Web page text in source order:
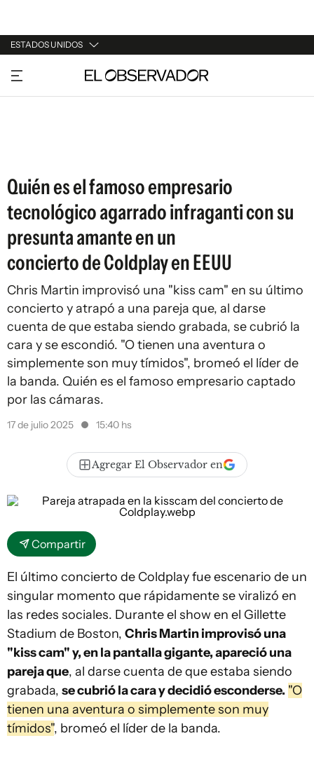
ESTADOS UNIDOS
URUGUAY
ARGENTINA
Quién es el famoso empresario
tecnológico agarrado infraganti con su
presunta amante en un
concierto de Coldplay en EEUU
Chris Martin improvisó una "kiss cam" en su último
concierto y atrapó a una pareja que, al darse
cuenta de que estaba siendo grabada, se cubrió la
cara y se escondió. "O tienen una aventura o
simplemente son muy tímidos", bromeó el líder de
la banda. Quién es el famoso empresario captado
por las cámaras.
17 de julio 2025 15:40 hs
Agregar El Observador en
Compartir
El último concierto de Coldplay fue escenario de un
singular momento que rápidamente se viralizó en
las redes sociales. Durante el show en el Gillette
Stadium de Boston, Chris Martin improvisó una
"kiss cam" y, en la pantalla gigante, apareció una
pareja que, al darse cuenta de que estaba siendo
grabada, se cubrió la cara y decidió esconderse. "O
tienen una aventura o simplemente son muy
tímidos", bromeó el líder de la banda.